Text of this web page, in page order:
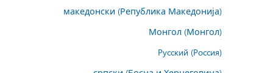
македонски (Република Македонија)
Монгол (Монгол)
Русский (Россия)